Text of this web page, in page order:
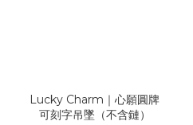
Lucky Charm｜心願圓牌
可刻字吊墜（不含鏈）